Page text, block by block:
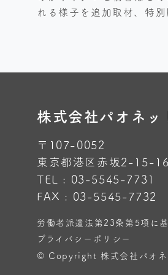
れる様子を追加取材、特別
株式会社パオネッ
〒107-0052
東京都港区赤坂2-15-
TEL : 03-5545-7731
FAX : 03-5545-7732
労働者派遣法第23条第5項に
プライバシーポリシー
© Copyright 株式会社パオ